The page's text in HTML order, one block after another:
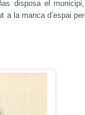
disposa el municipi,
a la manca d’espai per